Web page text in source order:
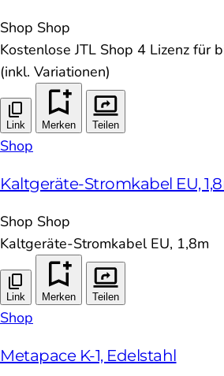
Shop Shop
Kostenlose JTL Shop 4 Lizenz für
(inkl. Variationen)
Link Merken Teilen
Shop
Kaltgeräte-Stromkabel EU,
Shop Shop
Kaltgeräte-Stromkabel EU, 1,8m
Link Merken Teilen
Shop
Metapace K-1, Edelstahl